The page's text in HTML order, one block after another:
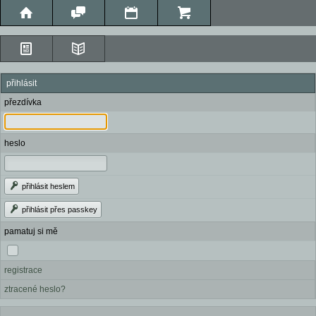
přihlásit
přezdívka
heslo
přihlásit heslem
přihlásit přes passkey
pamatuj si mě
registrace
ztracené heslo?